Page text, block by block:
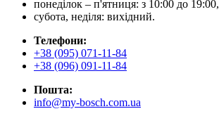
понеділок – п'ятниця: з 10:00 до 19:00,
субота, неділя: вихідний.
Телефони:
+38 (095) 071-11-84
+38 (096) 091-11-84
Пошта:
info@my-bosch.com.ua